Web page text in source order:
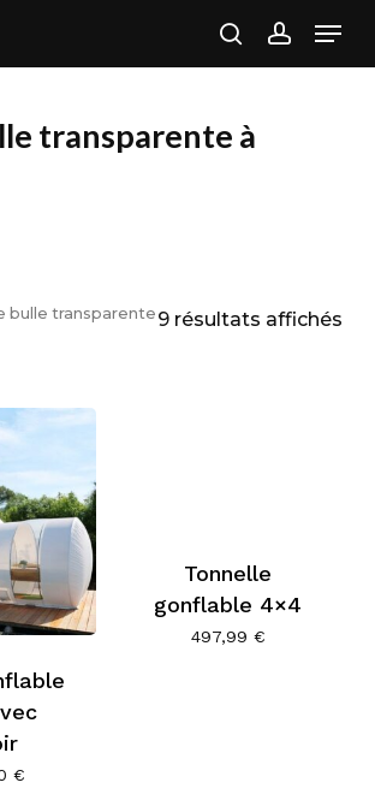
search
transparente à
9 résultats affichés
bulle transparente
€
Tonnelle
gonflable 4×4
497,99 €